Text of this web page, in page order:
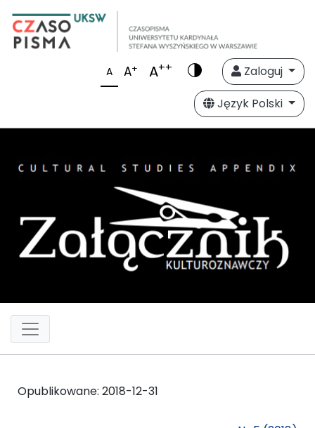
A A+ A++
Zaloguj
Język Polski
Opublikowane: 2018-12-31